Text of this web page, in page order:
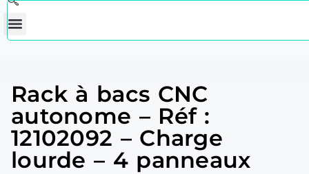
Rack à bacs CNC
autonome – Réf :
12102092 – Charge
lourde – 4 panneaux